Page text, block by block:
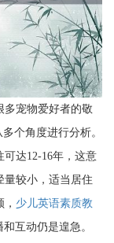
多宠物爱好者的敬
个角度进行分析。
达12-16年，这意
量较小，适当居住
少儿英语素质教
互动仍是遑急。